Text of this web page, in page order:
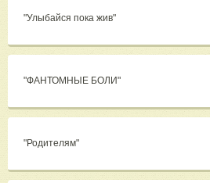
"Улыбайся пока жив"
"ФАНТОМНЫЕ БОЛИ"
"Родителям"